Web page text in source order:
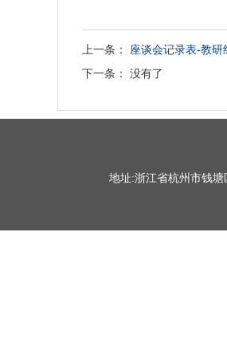
上一条： 座谈会记录表-教研
下一条： 没有了
地址:浙江省杭州市钱塘